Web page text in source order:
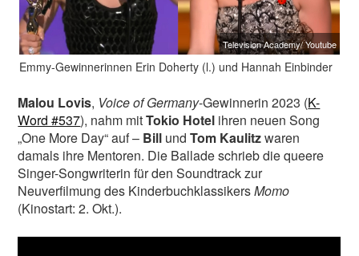
Television Academy/ Youtube
Emmy-Gewinnerinnen Erin Doherty (l.) und Hannah Einbinder
Malou Lovis, Voice of Germany-Gewinnerin 2023 (K-
Word #537), nahm mitTokio Hotel ihren neuen Song
„One More Day“ auf – Bill undTom Kaulitzwaren
damals ihre Mentoren. Die Ballade schrieb die queere
Singer-Songwriterin für den Soundtrack zur
Neuverfilmung des KinderbuchklassikersMomo
(Kinostart: 2. Okt.).